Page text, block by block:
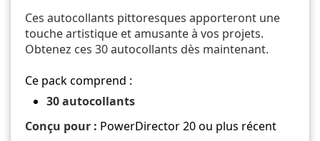
Ces autocollants pittoresques apporteront une
touche artistique et amusante à vos projets.
Obtenez ces 30 autocollants dès maintenant.
Ce pack comprend :
30 autocollants
Conçu pour : PowerDirector 20 ou plus récent